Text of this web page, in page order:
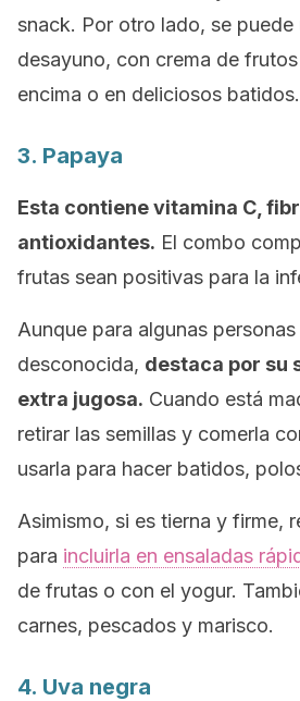
snack. Por otro lado, se puede
desayuno, con crema de
encima o en deliciosos batidos.
3. Papaya
Esta contiene vitamina C,
antioxidantes. El combo
frutas sean positivas para la
Aunque para algunas
desconocida, destaca por su
extra jugosa. Cuando está
retirar las semillas y comerla
usarla para hacer batidos,
Asimismo, si es tierna y firme,
para incluirla en ensaladas
de frutas o con el yogur.
carnes, pescados y marisco.
4. Uva negra